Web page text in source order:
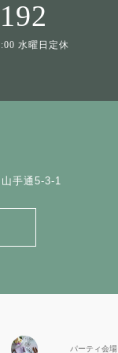
水曜日定休
手通5-3-1
パーティ会場